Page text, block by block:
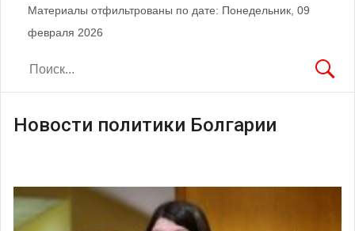
Материалы отфильтрованы по дате: Понедельник, 09
февраля 2026
Новости политики Болгарии